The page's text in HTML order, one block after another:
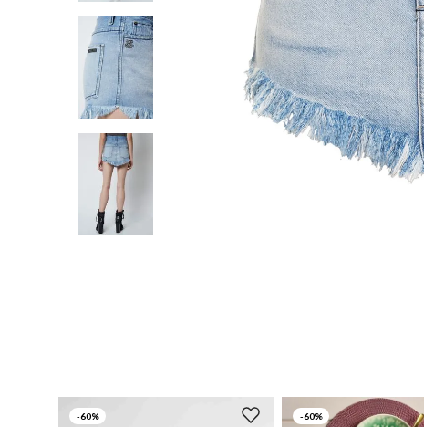
-60% -60%